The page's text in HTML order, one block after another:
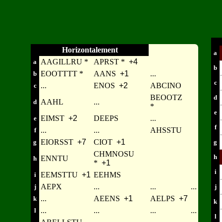
Horizontalement
a AAGILLRU * APRST * +4
b EOOTTTT * AANS +1 ...
c ... ENOS +2 ABCINO
d AAHL ...
BEOOTZ
*
e EIMST +2 DEEPS ...
f ... ... AHSSTU
g EIORSST +7 CIOT +1
h ENNTU
CHMNOSU
* +1
i EEMSTTU +1 EEHMS
j AEPX ... ... ...
k ... AEENS +1 AELPS +7
l ... ... ... ...
a
b
c
d
e
f
g
h
i
j
k
l